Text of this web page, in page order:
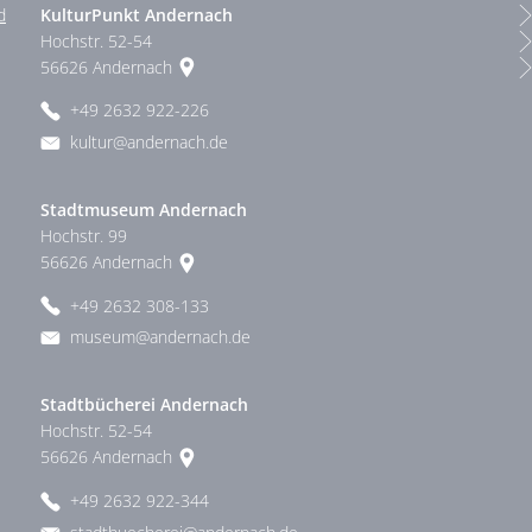
KulturPunkt Andernach
Hochstr. 52-54
56626 Andernach
+49 2632 922-226
kultur@andernach.de
Stadtmuseum Andernach
Hochstr. 99
56626 Andernach
+49 2632 308-133
museum@andernach.de
Stadtbücherei Andernach
Hochstr. 52-54
56626 Andernach
+49 2632 922-344